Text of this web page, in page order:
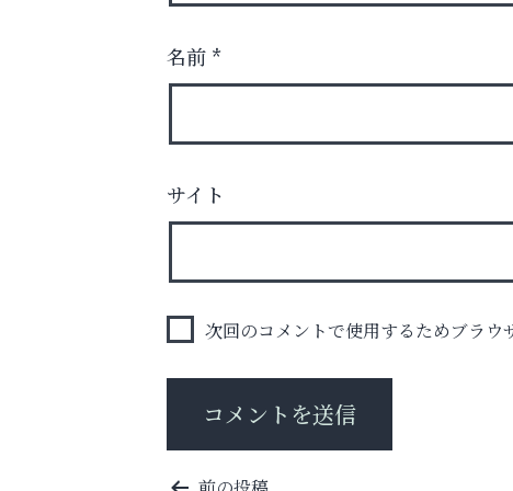
「相続」無料相談会カフェ
Y-SPIRAL（ワイスパイラル）
名前 *
サイト
次回のコメントで使用するためブラウ